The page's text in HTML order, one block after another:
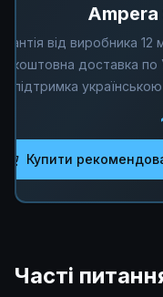
Ampera
від виробника 12
доставка по
Купити
Часті